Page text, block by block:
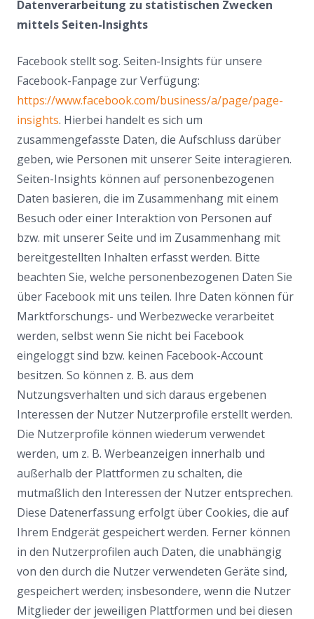
Datenverarbeitung zu statistischen Zwecken
mittels Seiten-Insights
Facebook stellt sog. Seiten-Insights für unsere
Facebook-Fanpage zur Verfügung:
https://www.facebook.com/business/a/page/page-
insights. Hierbei handelt es sich um
zusammengefasste Daten, die Aufschluss darüber
geben, wie Personen mit unserer Seite interagieren.
Seiten-Insights können auf personenbezogenen
Daten basieren, die im Zusammenhang mit einem
Besuch oder einer Interaktion von Personen auf
bzw. mit unserer Seite und im Zusammenhang mit
bereitgestellten Inhalten erfasst werden. Bitte
beachten Sie, welche personenbezogenen Daten Sie
über Facebook mit uns teilen. Ihre Daten können für
Marktforschungs- und Werbezwecke verarbeitet
werden, selbst wenn Sie nicht bei Facebook
eingeloggt sind bzw. keinen Facebook-Account
besitzen. So können z. B. aus dem
Nutzungsverhalten und sich daraus ergebenen
Interessen der Nutzer Nutzerprofile erstellt werden.
Die Nutzerprofile können wiederum verwendet
werden, um z. B. Werbeanzeigen innerhalb und
außerhalb der Plattformen zu schalten, die
mutmaßlich den Interessen der Nutzer entsprechen.
Diese Datenerfassung erfolgt über Cookies, die auf
Ihrem Endgerät gespeichert werden. Ferner können
in den Nutzerprofilen auch Daten, die unabhängig
von den durch die Nutzer verwendeten Geräte sind,
gespeichert werden; insbesondere, wenn die Nutzer
Mitglieder der jeweiligen Plattformen und bei diesen